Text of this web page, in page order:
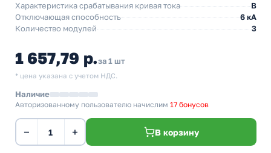
Характеристика срабатывания кривая тока
B
Отключающая способность
6 кА
Количество модулей
3
1 657,79 р.за 1 шт
* цена указана с учетом НДС.
Наличие
Авторизованному пользователю начислим 17 бонусов
− + В корзину